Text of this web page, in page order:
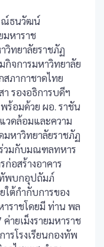
ณ์ธนวัฒน์
หาราช
วิทยาลัยราชภัฏ
กิจการมหาวิทยาลัย
ภากาชาดไทย
รองอธิการบดีฯ
อมด้วย ผอ. ราชัน
วดล้อมและความ
หาวิทยาลัยราชภัฏ
ร่วมกับมณฑลทหาร
ก่อสร้างอาคาร
ทัพบกอุปถัมภ์
ใต้กำกับการของ
ราชโดยมี ท่าน พล
ายเม็งรายมหาราช
รโรงเรียนกองทัพ